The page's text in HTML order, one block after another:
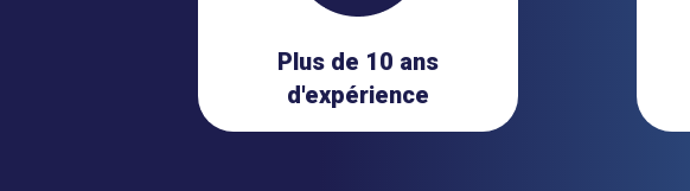
Plus de 10 ans
d'expérience